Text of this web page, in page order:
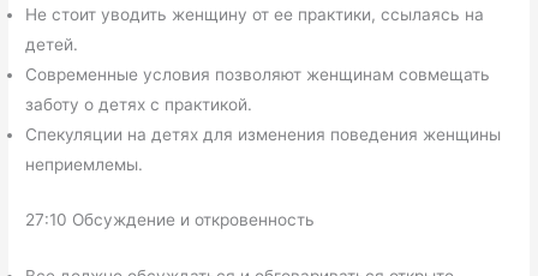
Не стоит уводить женщину от ее практики, ссылаясь на
детей.
Современные условия позволяют женщинам совмещать
заботу о детях с практикой.
Спекуляции на детях для изменения поведения женщины
неприемлемы.
27:10 Обсуждение и откровенность